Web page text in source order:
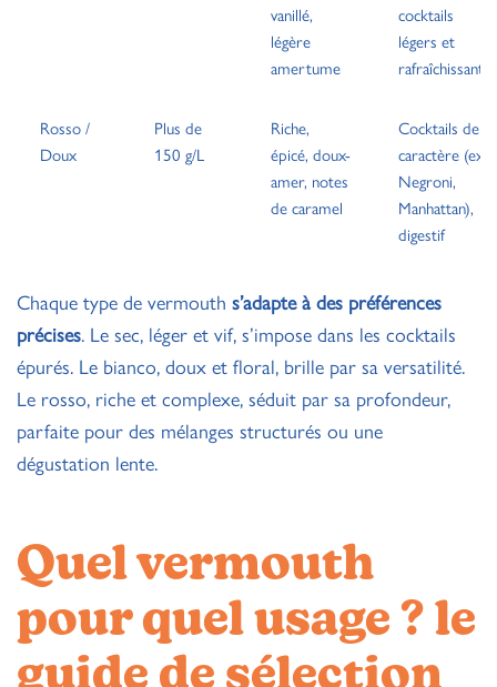
vanillé,
légère
amertume
cocktails
légers et
rafraîchissants
Rosso /
Doux
Plus de
150 g/L
Riche,
épicé, doux-
amer, notes
de caramel
Cocktails de
caractère (ex:
Negroni,
Manhattan),
digestif
Chaque type de vermouth s’adapte à des préférences
précises. Le sec, léger et vif, s’impose dans les cocktails
épurés. Le bianco, doux et floral, brille par sa versatilité.
Le rosso, riche et complexe, séduit par sa profondeur,
parfaite pour des mélanges structurés ou une
dégustation lente.
Quel vermouth
pour quel usage ? le
guide de sélection